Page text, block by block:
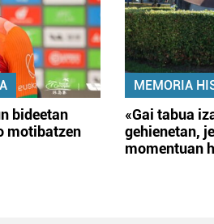
bideetan
motibatzen
MEMORIA
«Gai tabua
gehienetan,
momentuan